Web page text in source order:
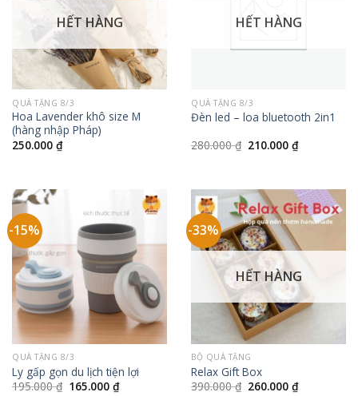
HẾT HÀNG
QUÀ TẶNG 8/3
Hoa Lavender khô size M
(hàng nhập Pháp)
250.000 ₫
HẾT HÀNG
QUÀ TẶNG 8/3
Đèn led – loa bluetooth 2in1
280.000₫ Giá
gốc
210.000₫Giá
-15%
QUÀ TẶNG 8/3
Ly gấp gọn du lịch tiện lợi
195.000₫ Giá
gốc
165.000₫Giá
-33%
HẾT HÀNG
BỘ QUÀ TẶNG
Relax Gift Box
390.000₫ Giá
gốc
260.000₫Giá